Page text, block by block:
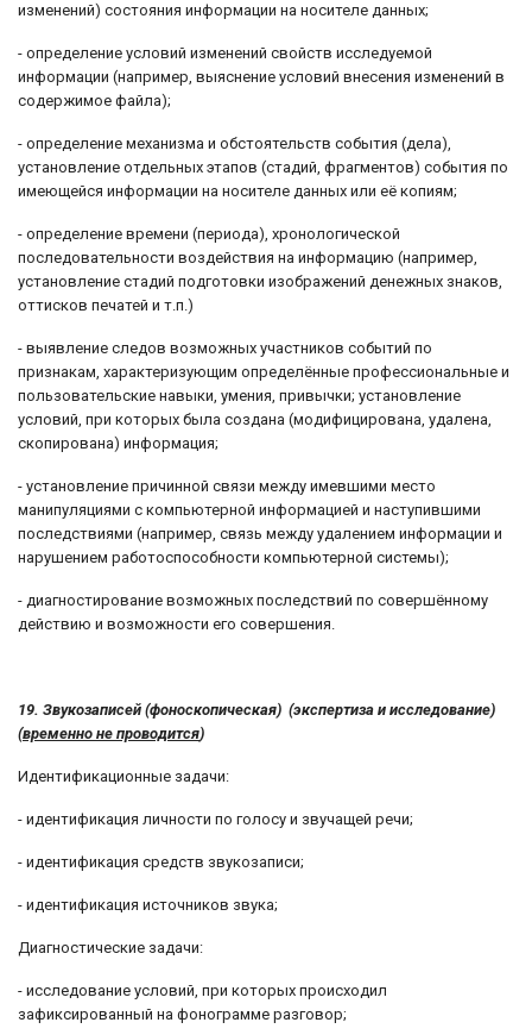
изменений) состояния информации на носителе данных;
- определение условий изменений свойств исследуемой
информации (например, выяснение условий внесения изменений в
содержимое файла);
- определение механизма и обстоятельств события (дела),
установление отдельных этапов (стадий, фрагментов) события по
имеющейся информации на носителе данных или её копиям;
- определение времени (периода), хронологической
последовательности воздействия на информацию (например,
установление стадий подготовки изображений денежных знаков,
оттисков печатей и т.п.)
- выявление следов возможных участников событий по
признакам, характеризующим определённые профессиональные и
пользовательские навыки, умения, привычки; установление
условий, при которых была создана (модифицирована, удалена,
скопирована) информация;
- установление причинной связи между имевшими место
манипуляциями с компьютерной информацией и наступившими
последствиями (например, связь между удалением информации и
нарушением работоспособности компьютерной системы);
- диагностирование возможных последствий по совершённому
действию и возможности его совершения.
19. Звукозаписей (фоноскопическая) (экспертиза и исследование)
(временно не проводится)
Идентификационные задачи:
- идентификация личности по голосу и звучащей речи;
- идентификация средств звукозаписи;
- идентификация источников звука;
Диагностические задачи:
- исследование условий, при которых происходил
зафиксированный на фонограмме разговор;